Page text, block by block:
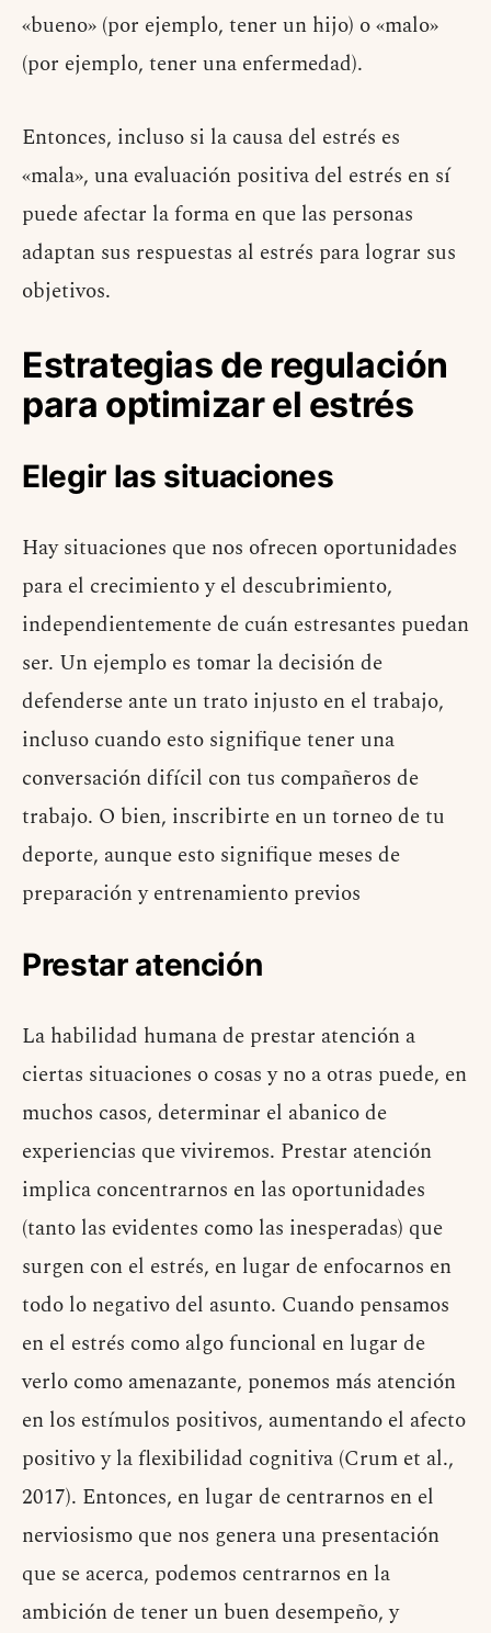
«bueno» (por ejemplo, tener un hijo) o «malo»
(por ejemplo, tener una enfermedad).
Entonces, incluso si la causa del estrés es
«mala», una evaluación positiva del estrés en sí
puede afectar la forma en que las personas
adaptan sus respuestas al estrés para lograr sus
objetivos.
Estrategias de regulación
para optimizar el estrés
Elegir las situaciones
Hay situaciones que nos ofrecen oportunidades
para el crecimiento y el descubrimiento,
independientemente de cuán estresantes puedan
ser. Un ejemplo es tomar la decisión de
defenderse ante un trato injusto en el trabajo,
incluso cuando esto signifique tener una
conversación difícil con tus compañeros de
trabajo. O bien, inscribirte en un torneo de tu
deporte, aunque esto signifique meses de
preparación y entrenamiento previos
Prestar atención
La habilidad humana de prestar atención a
ciertas situaciones o cosas y no a otras puede, en
muchos casos, determinar el abanico de
experiencias que viviremos. Prestar atención
implica concentrarnos en las oportunidades
(tanto las evidentes como las inesperadas) que
surgen con el estrés, en lugar de enfocarnos en
todo lo negativo del asunto. Cuando pensamos
en el estrés como algo funcional en lugar de
verlo como amenazante, ponemos más atención
en los estímulos positivos, aumentando el afecto
positivo y la flexibilidad cognitiva (Crum et al.,
2017). Entonces, en lugar de centrarnos en el
nerviosismo que nos genera una presentación
que se acerca, podemos centrarnos en la
ambición de tener un buen desempeño, y